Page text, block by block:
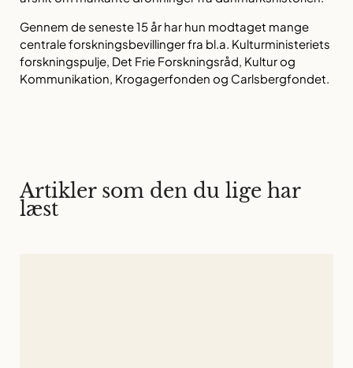
Gennem de seneste 15 år har hun modtaget mange
centrale forskningsbevillinger fra bl.a. Kulturministeriets
forskningspulje, Det Frie Forskningsråd, Kultur og
Kommunikation, Krogagerfonden og Carlsbergfondet.
Artikler som den du lige har
læst